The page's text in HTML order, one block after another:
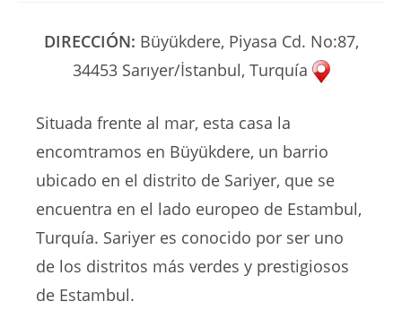
DIRECCIÓN: Büyükdere, Piyasa Cd. No:87,
34453 Sarıyer/İstanbul, Turquía
Situada frente al mar, esta casa la
encomtramos en Büyükdere, un barrio
ubicado en el distrito de Sariyer, que se
encuentra en el lado europeo de Estambul,
Turquía. Sariyer es conocido por ser uno
de los distritos más verdes y prestigiosos
de Estambul.